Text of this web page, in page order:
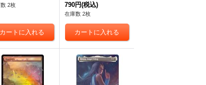
2枚
790円(税込)
在庫数 2枚